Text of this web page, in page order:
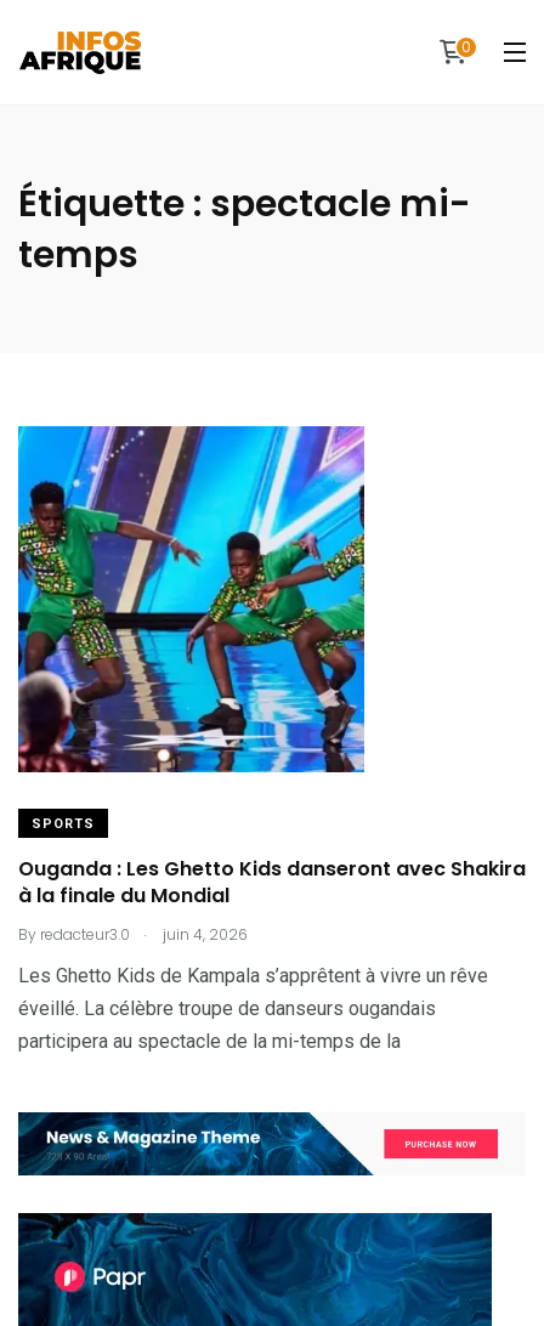
0
Étiquette : spectacle mi-
temps
SPORTS
Ouganda : Les Ghetto Kids danseront avec Shakira
à la finale du Mondial
By redacteur3.0 . juin 4, 2026
Les Ghetto Kids de Kampala s’apprêtent à vivre un rêve
éveillé. La célèbre troupe de danseurs ougandais
participera au spectacle de la mi-temps de la